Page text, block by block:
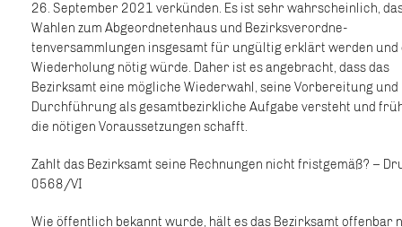
26. September 2021 verkünden. Es ist sehr wahrscheinlich,
Wahlen zum Abgeordnetenhaus und Bezirksverordne-
tenversammlungen insgesamt für ungültig erklärt werden und
Wiederholung nötig würde. Daher ist es angebracht, dass das
Bezirksamt eine mögliche Wiederwahl, seine Vorbereitung und
Durchführung als gesamtbezirkliche Aufgabe versteht und
die nötigen Voraussetzungen schafft.
Zahlt das Bezirksamt seine Rechnungen nicht fristgemäß? –
0568/VI
Wie öffentlich bekannt wurde, hält es das Bezirksamt offenbar